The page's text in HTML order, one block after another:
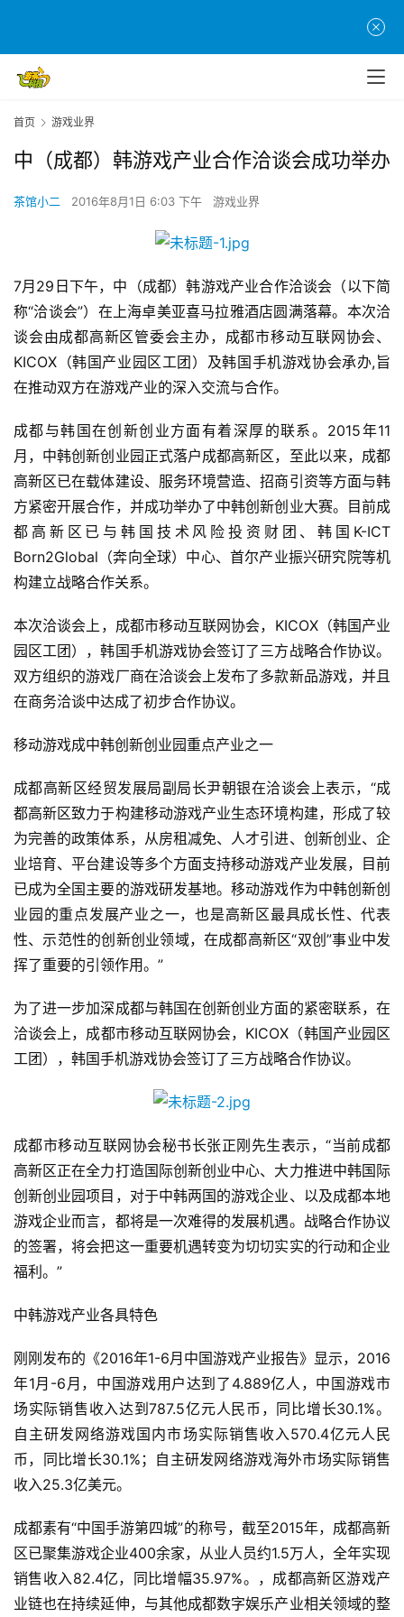
首
页
游
原
创
游
戏
业
界
手
机
游
戏
首页 游戏业界
中（成都）韩游戏产业合作洽谈会成功举办
茶馆小二 2016年8月1日 6:03 下午 游戏业界
7月29日下午，中（成都）韩游戏产业合作洽谈会（以下简
称“洽谈会”）在上海卓美亚喜马拉雅酒店圆满落幕。本次洽
谈会由成都高新区管委会主办，成都市移动互联网协会、
KICOX（韩国产业园区工团）及韩国手机游戏协会承办,旨
在推动双方在游戏产业的深入交流与合作。
成都与韩国在创新创业方面有着深厚的联系。2015年11
月，中韩创新创业园正式落户成都高新区，至此以来，成都
高新区已在载体建设、服务环境营造、招商引资等方面与韩
方紧密开展合作，并成功举办了中韩创新创业大赛。目前成
都高新区已与韩国技术风险投资财团、韩国K-ICT
Born2Global（奔向全球）中心、首尔产业振兴研究院等机
构建立战略合作关系。
本次洽谈会上，成都市移动互联网协会，KICOX（韩国产业
园区工团），韩国手机游戏协会签订了三方战略合作协议。
双方组织的游戏厂商在洽谈会上发布了多款新品游戏，并且
在商务洽谈中达成了初步合作协议。
移动游戏成中韩创新创业园重点产业之一
成都高新区经贸发展局副局长尹朝银在洽谈会上表示，“成
都高新区致力于构建移动游戏产业生态环境构建，形成了较
为完善的政策体系，从房租减免、人才引进、创新创业、企
业培育、平台建设等多个方面支持移动游戏产业发展，目前
已成为全国主要的游戏研发基地。移动游戏作为中韩创新创
业园的重点发展产业之一，也是高新区最具成长性、代表
性、示范性的创新创业领域，在成都高新区“双创”事业中发
挥了重要的引领作用。”
为了进一步加深成都与韩国在创新创业方面的紧密联系，在
洽谈会上，成都市移动互联网协会，KICOX（韩国产业园区
工团），韩国手机游戏协会签订了三方战略合作协议。
成都市移动互联网协会秘书长张正刚先生表示，“当前成都
高新区正在全力打造国际创新创业中心、大力推进中韩国际
创新创业园项目，对于中韩两国的游戏企业、以及成都本地
游戏企业而言，都将是一次难得的发展机遇。战略合作协议
的签署，将会把这一重要机遇转变为切切实实的行动和企业
福利。”
中韩游戏产业各具特色
刚刚发布的《2016年1-6月中国游戏产业报告》显示，2016
年1月-6月，中国游戏用户达到了4.889亿人，中国游戏市
场实际销售收入达到787.5亿元人民币，同比增长30.1%。
自主研发网络游戏国内市场实际销售收入570.4亿元人民
币，同比增长30.1%；自主研发网络游戏海外市场实际销售
收入25.3亿美元。
成都素有“中国手游第四城”的称号，截至2015年，成都高新
区已聚集游戏企业400余家，从业人员约1.5万人，全年实现
销售收入82.4亿，同比增幅35.97%。，成都高新区游戏产
业链也在持续延伸，与其他成都数字娱乐产业相关领域的整